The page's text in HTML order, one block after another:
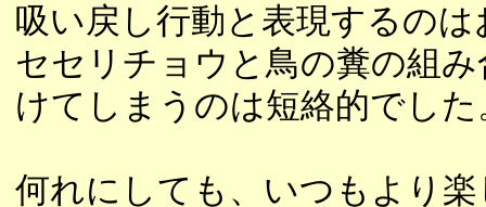
吸い戻し行動と表現するの
セセリチョウと鳥の糞の組
けてしまうのは短絡的でした
何れにしても、いつもより